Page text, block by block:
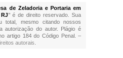
de Zeladoria e Portaria em
" é de direito reservado. Sua
total, mesmo citando nossos
autorização do autor. Plágio é
artigo 184 do Código Penal. –
autorais